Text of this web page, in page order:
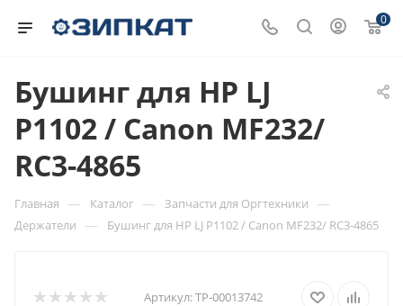
0
Бушинг для HP LJ
P1102 / Canon MF232/
RC3-4865
Главная — Каталог — Запчасти для Оргтехники —
Держатели — Бушинг для HP LJ P1102 / Canon MF232/ RC3-4865
Артикул:ТР-00013742